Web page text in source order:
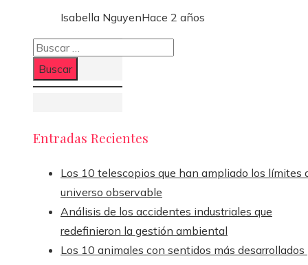
Isabella NguyenHace 2 años
Buscar:
Entradas Recientes
Los 10 telescopios que han ampliado los límites
universo observable
Análisis de los accidentes industriales que
redefinieron la gestión ambiental
Los 10 animales con sentidos más desarrollados